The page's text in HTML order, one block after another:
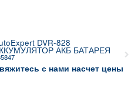
DVR-828
АКБ БАТАРЕЯ
с нами насчет цены